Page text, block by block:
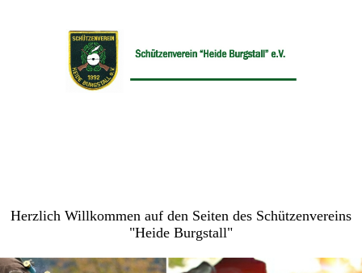
Herzlich Willkommen auf den Seiten des Schützenvereins
"Heide Burgstall"